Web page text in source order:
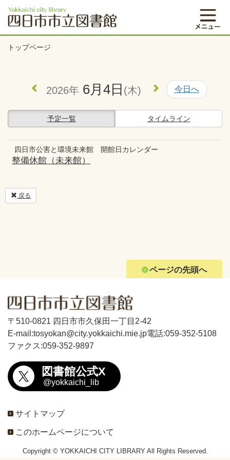
トップページ
2026年 6月4日 (木) 今日へ
予定一覧 タイムライン
四日市公害と環境未来館 開館日カレンダー
整備休館（未来館）
戻る
ページの先頭へ
〒510-0821 四日市市久保田一丁目2-42
E-mail:tosyokan@city.yokkaichi.mie.jp電話:059-352-5108
ファクス:059-352-9897
図書館公式X
@yokkaichi_lib
サイトマップ
このホームページについて
Copyright © YOKKAICHI CITY LIBRARY All Rights Reserved.